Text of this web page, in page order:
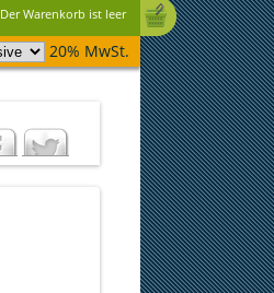
Der Warenkorb ist leer
20% MwSt.